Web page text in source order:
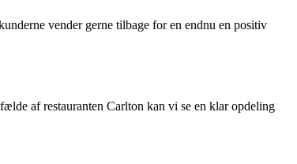
vender gerne tilbage for en endnu en positiv
af restauranten Carlton kan vi se en klar opdeling